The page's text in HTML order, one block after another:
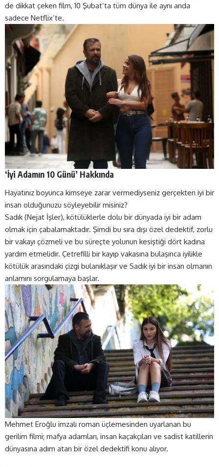
de dikkat çeken film, 10 Şubat’ta tüm dünya ile aynı anda
sadece Netflix’te.
‘İyi Adamın 10 Günü’ Hakkında
Hayatınız boyunca kimseye zarar vermediyseniz gerçekten iyi bir
insan olduğunuzu söyleyebilir misiniz?
Sadık (Nejat İşler), kötülüklerle dolu bir dünyada iyi bir adam
olmak için çabalamaktadır. Şimdi bu sıra dışı özel dedektif, zorlu
bir vakayı çözmeli ve bu süreçte yolunun kesiştiği dört kadına
yardım etmelidir. Çetrefilli bir kayıp vakasına bulaşınca iyilikle
kötülük arasındaki çizgi bulanıklaşır ve Sadık iyi bir insan olmanın
anlamını sorgulamaya başlar.
Mehmet Eroğlu imzalı roman üçlemesinden uyarlanan bu
gerilim filmi; mafya adamları, insan kaçakçıları ve sadist katillerin
dünyasına adım atan bir özel dedektifi konu alıyor.